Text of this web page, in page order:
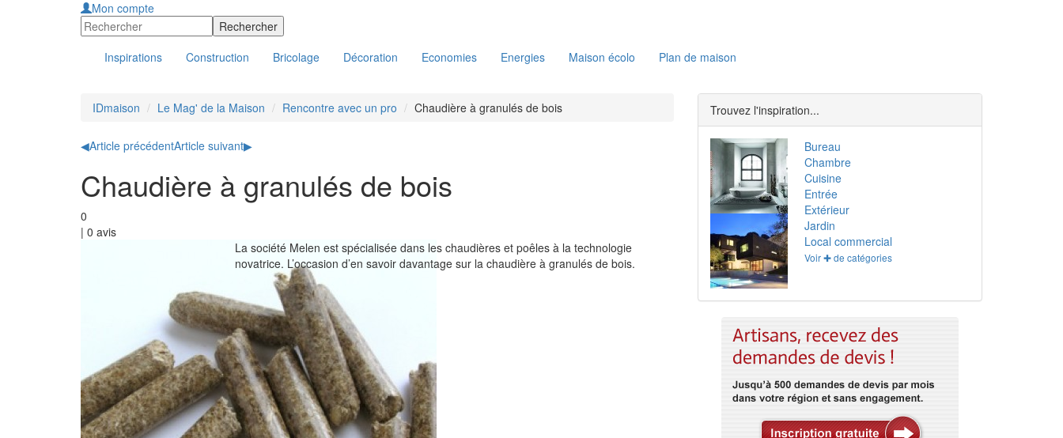
Mon compte
Inspirations Construction Bricolage Décoration Economies Energies Maison écolo Plan de maison
IDmaison Le Mag' de la Maison Rencontre avec un pro Chaudière à granulés de bois
◀Article précédentArticle suivant▶
Chaudière à granulés de bois
0
| 0 avis
La société Melen est spécialisée dans les chaudières et poêles à la technologie
novatrice. L’occasion d’en savoir davantage sur la chaudière à granulés de bois.
Trouvez l'inspiration...
Bureau
Chambre
Cuisine
Entrée
Extérieur
Jardin
Local commercial
Voir ✚ de catégories